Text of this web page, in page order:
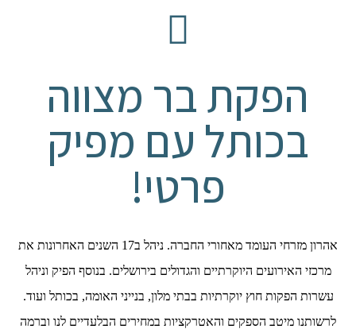
הפקת בר מצווה
בכותל עם מפיק
פרטי!
אהרון מזרחי העומד מאחורי החברה. ניהל ב17 השנים האחרונות את
מרכזי האירועים היוקרתיים והגדולים בירושלים. בנוסף הפיק וניהל
עשרות הפקות חוץ יוקרתיות בבתי מלון, בנייני האומה, בכותל ועוד.
לרשותנו מיטב הספקים והאטרקציות במחירים הבלעדיים לנו וברמה